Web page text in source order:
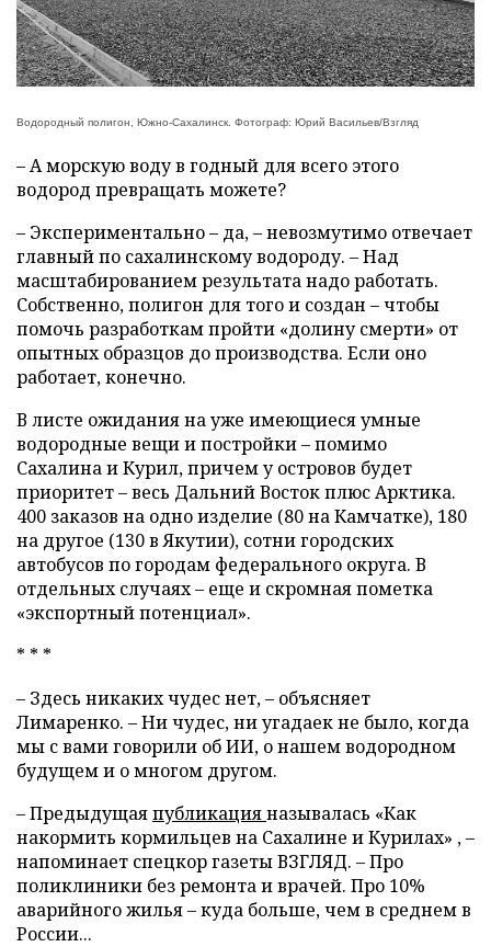
Водородный полигон, Южно-Сахалинск. Фотограф: Юрий Васильев/Взгляд
– А морскую воду в годный для всего этого
водород превращать можете?
– Экспериментально – да, – невозмутимо отвечает
главный по сахалинскому водороду. – Над
масштабированием результата надо работать.
Собственно, полигон для того и создан – чтобы
помочь разработкам пройти «долину смерти» от
опытных образцов до производства. Если оно
работает, конечно.
В листе ожидания на уже имеющиеся умные
водородные вещи и постройки – помимо
Сахалина и Курил, причем у островов будет
приоритет – весь Дальний Восток плюс Арктика.
400 заказов на одно изделие (80 на Камчатке), 180
на другое (130 в Якутии), сотни городских
автобусов по городам федерального округа. В
отдельных случаях – еще и скромная пометка
«экспортный потенциал».
* * *
– Здесь никаких чудес нет, – объясняет
Лимаренко. – Ни чудес, ни угадаек не было, когда
мы с вами говорили об ИИ, о нашем водородном
будущем и о многом другом.
– Предыдущаяпубликацияназывалась «Как
накормить кормильцев на Сахалине и Курилах» , –
напоминает спецкор газеты ВЗГЛЯД. – Про
поликлиники без ремонта и врачей. Про 10%
аварийного жилья – куда больше, чем в среднем в
России...